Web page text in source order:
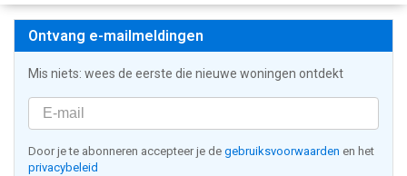
Ontvang e-mailmeldingen
Mis niets: wees de eerste die nieuwe woningen ontdekt
Door je te abonneren accepteer je de gebruiksvoorwaarden en het
privacybeleid